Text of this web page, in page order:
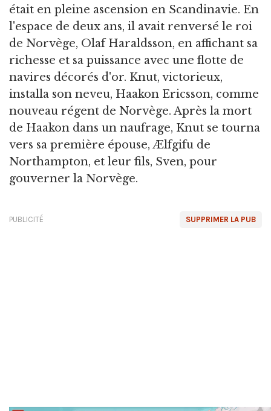
était en pleine ascension en Scandinavie. En
l'espace de deux ans, il avait renversé le roi
de Norvège, Olaf Haraldsson, en affichant sa
richesse et sa puissance avec une flotte de
navires décorés d'or. Knut, victorieux,
installa son neveu, Haakon Ericsson, comme
nouveau régent de Norvège. Après la mort
de Haakon dans un naufrage, Knut se tourna
vers sa première épouse, Ælfgifu de
Northampton, et leur fils, Sven, pour
gouverner la Norvège.
SUPPRIMER LA PUB
PUBLICITÉ